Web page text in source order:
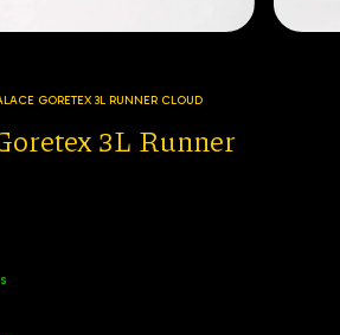
GORETEX 3L RUNNER CLOUD
3L Runner